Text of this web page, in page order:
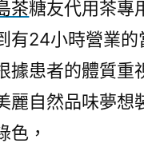
茶糖友代用茶專
有24小時營業
據患者的體質重
麗自然品味夢想
色，